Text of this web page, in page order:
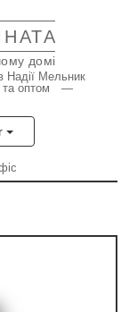
домі
Надії Мельник
та оптом —